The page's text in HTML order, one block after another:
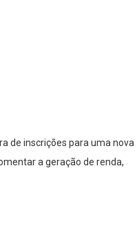
de inscrições para uma nova
a geração de renda,